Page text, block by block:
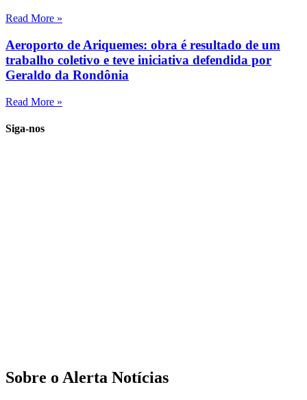
Read More »
Aeroporto de Ariquemes: obra é resultado de um
trabalho coletivo e teve iniciativa defendida por
Geraldo da Rondônia
Read More »
Siga-nos
Sobre o Alerta Notícias